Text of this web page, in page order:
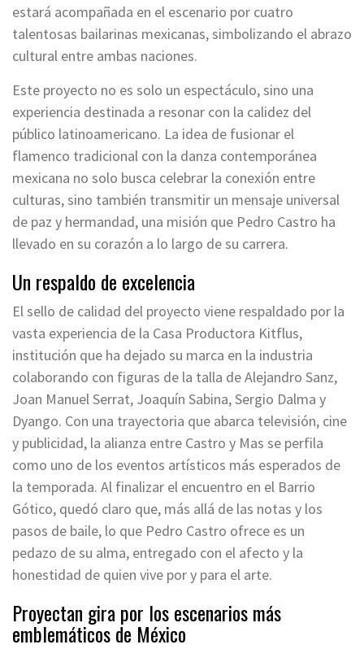
estará acompañada en el escenario por cuatro
talentosas bailarinas mexicanas, simbolizando el abrazo
cultural entre ambas naciones.
Este proyecto no es solo un espectáculo, sino una
experiencia destinada a resonar con la calidez del
público latinoamericano. La idea de fusionar el
flamenco tradicional con la danza contemporánea
mexicana no solo busca celebrar la conexión entre
culturas, sino también transmitir un mensaje universal
de paz y hermandad, una misión que Pedro Castro ha
llevado en su corazón a lo largo de su carrera.
Un respaldo de excelencia
El sello de calidad del proyecto viene respaldado por la
vasta experiencia de la Casa Productora Kitflus,
institución que ha dejado su marca en la industria
colaborando con figuras de la talla de Alejandro Sanz,
Joan Manuel Serrat, Joaquín Sabina, Sergio Dalma y
Dyango. Con una trayectoria que abarca televisión, cine
y publicidad, la alianza entre Castro y Mas se perfila
como uno de los eventos artísticos más esperados de
la temporada. Al finalizar el encuentro en el Barrio
Gótico, quedó claro que, más allá de las notas y los
pasos de baile, lo que Pedro Castro ofrece es un
pedazo de su alma, entregado con el afecto y la
honestidad de quien vive por y para el arte.
Proyectan gira por los escenarios más
emblemáticos de México